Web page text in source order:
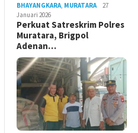
BHAYANGKARA, MURATARA
27
Januari 2026
Perkuat Satreskrim Polres
Muratara, Brigpol
Adenan…